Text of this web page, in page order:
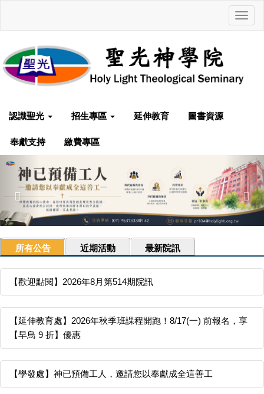
認識聖光 招生專區 延伸教育 圖書資源
奉獻支持 繳費專區
Previous
所有公告 近期活動 最新院訊
【歡迎點閱】2026年8月第514期院訊
【延伸教育處】2026年秋季班課程開跑！8/17(一) 前報名，享
【早鳥 9 折】優惠
【學發處】神已預備工人，邀請您以奉獻成全這善工